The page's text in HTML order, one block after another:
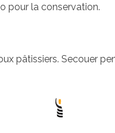
pour la conservation.
pâtissiers. Secouer